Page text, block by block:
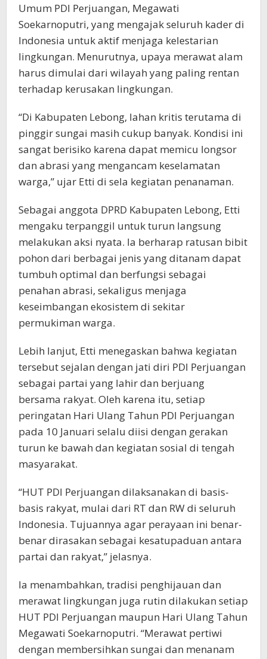
Umum PDI Perjuangan, Megawati
Soekarnoputri, yang mengajak seluruh kader di
Indonesia untuk aktif menjaga kelestarian
lingkungan. Menurutnya, upaya merawat alam
harus dimulai dari wilayah yang paling rentan
terhadap kerusakan lingkungan.
“Di Kabupaten Lebong, lahan kritis terutama di
pinggir sungai masih cukup banyak. Kondisi ini
sangat berisiko karena dapat memicu longsor
dan abrasi yang mengancam keselamatan
warga,” ujar Etti di sela kegiatan penanaman.
Sebagai anggota DPRD Kabupaten Lebong, Etti
mengaku terpanggil untuk turun langsung
melakukan aksi nyata. Ia berharap ratusan bibit
pohon dari berbagai jenis yang ditanam dapat
tumbuh optimal dan berfungsi sebagai
penahan abrasi, sekaligus menjaga
keseimbangan ekosistem di sekitar
permukiman warga.
Lebih lanjut, Etti menegaskan bahwa kegiatan
tersebut sejalan dengan jati diri PDI Perjuangan
sebagai partai yang lahir dan berjuang
bersama rakyat. Oleh karena itu, setiap
peringatan Hari Ulang Tahun PDI Perjuangan
pada 10 Januari selalu diisi dengan gerakan
turun ke bawah dan kegiatan sosial di tengah
masyarakat.
“HUT PDI Perjuangan dilaksanakan di basis-
basis rakyat, mulai dari RT dan RW di seluruh
Indonesia. Tujuannya agar perayaan ini benar-
benar dirasakan sebagai kesatupaduan antara
partai dan rakyat,” jelasnya.
Ia menambahkan, tradisi penghijauan dan
merawat lingkungan juga rutin dilakukan setiap
HUT PDI Perjuangan maupun Hari Ulang Tahun
Megawati Soekarnoputri. “Merawat pertiwi
dengan membersihkan sungai dan menanam